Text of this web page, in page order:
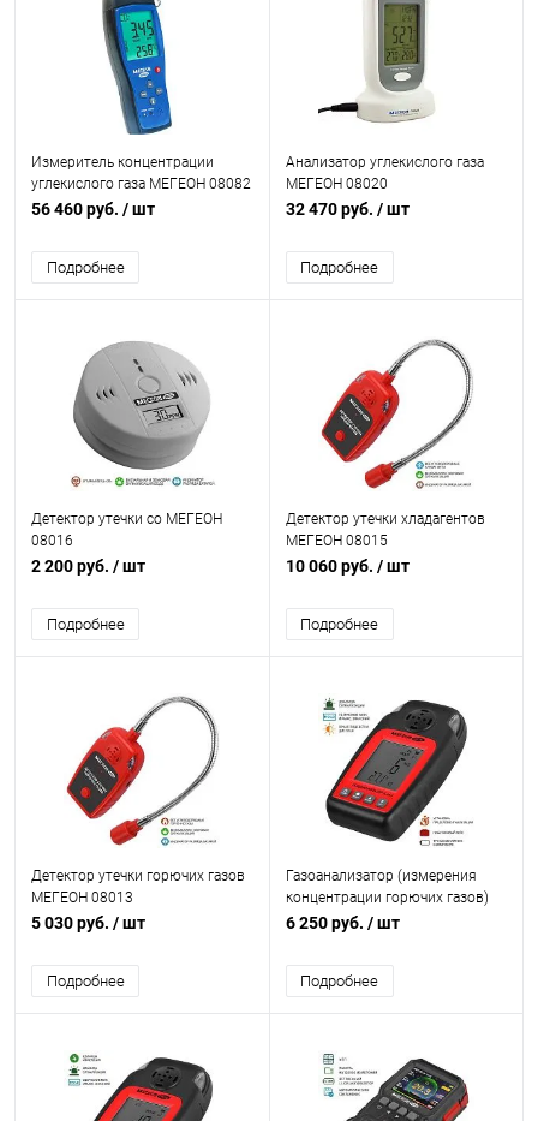
Измеритель концентрации
углекислого газа МЕГЕОН 08082
56 460 руб. / шт
Подробнее
Анализатор углекислого газа
МЕГЕОН 08020
32 470 руб. / шт
Подробнее
Детектор утечки co МЕГЕОН
08016
2 200 руб. / шт
Подробнее
Детектор утечки хладагентов
МЕГЕОН 08015
10 060 руб. / шт
Подробнее
Детектор утечки горючих газов
МЕГЕОН 08013
5 030 руб. / шт
Подробнее
Газоанализатор (измерения
концентрации горючих газов)
МЕГЕОН 08012
6 250 руб. / шт
Подробнее